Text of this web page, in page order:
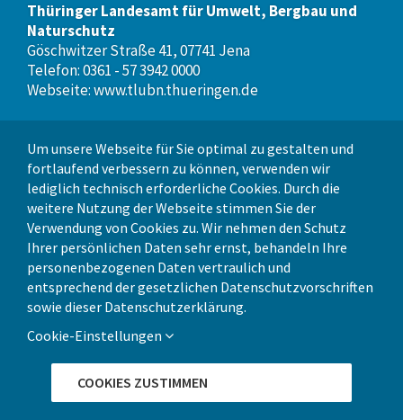
Thüringer Landesamt für Umwelt, Bergbau und
Naturschutz
Göschwitzer Straße 41, 07741 Jena
Telefon: 0361 - 57 3942 0000
Webseite:www.tlubn.thueringen.de
VERANSTALTUNGSORT
Kino im Schillerhof
Helmboldstraße 1, 07749 Jena
Telefon: 03641 - 26 880 81
Webseite:www.schillerhof.org
Copyright ©2026 Thüringer Landesamt für Umwelt, Bergbau und
Um unsere Webseite für Sie optimal zu gestalten und
fortlaufend verbessern zu können, verwenden wir
lediglich technisch erforderliche Cookies. Durch die
weitere Nutzung der Webseite stimmen Sie der
Verwendung von Cookies zu. Wir nehmen den Schutz
Ihrer persönlichen Daten sehr ernst, behandeln Ihre
personenbezogenen Daten vertraulich und
entsprechend der gesetzlichen Datenschutzvorschriften
sowie dieser Datenschutzerklärung.
Cookie-Einstellungen
COOKIES ZUSTIMMEN